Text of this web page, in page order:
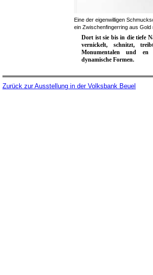
Eine der eigenwilligen
ein Zwischenfingerring aus Gold
Dort ist sie bis in die tiefe
vernickelt, schnitzt,
Monumentalen und en
dynamische Formen.
Zurück zur Ausstellung in der Volksbank Beuel